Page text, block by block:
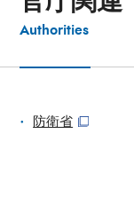
Authorities
防衛省